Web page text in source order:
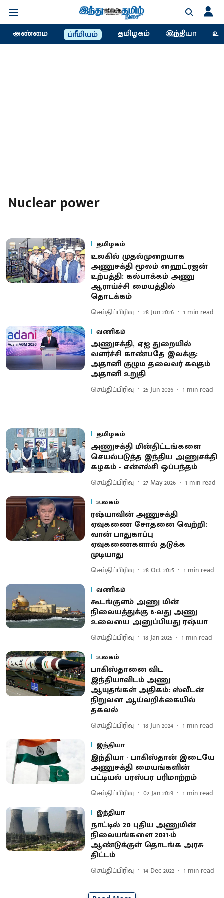
அண்மை ப்ரீமியம் தமிழகம் இந்தியா
Nuclear power
தமிழகம்
உலகில் முதல்முறையாக
அணுசக்தி மூலம் ஹைட்ரஜன்
உற்பத்தி: கல்பாக்கம் அணு
ஆராய்ச்சி மையத்தில்
தொடக்கம்
செய்திப்பிரிவு 28 Jun 2026 1 min read
வணிகம்
அணுசக்தி, ஏஐ துறையில்
வளர்ச்சி காண்பதே இலக்கு:
அதானி குழும தலைவர் கவுதம்
அதானி உறுதி
செய்திப்பிரிவு 25 Jun 2026 1 min read
தமிழகம்
அணுசக்தி மின்திட்டங்களை
செயல்படுத்த இந்திய அணுசக்தி
கழகம் - என்எல்சி ஒப்பந்தம்
செய்திப்பிரிவு 27 May 2026 1 min read
உலகம்
ரஷ்யாவின் அணுசக்தி
ஏவுகணை சோதனை வெற்றி:
வான் பாதுகாப்பு
ஏவுகணைகளால் தடுக்க
முடியாது
செய்திப்பிரிவு 28 Oct 2025 1 min read
வணிகம்
கூடங்குளம் அணு மின்
நிலையத்துக்கு 6-வது அணு
உலையை அனுப்பியது ரஷ்யா
செய்திப்பிரிவு 18 Jan 2025 1 min read
உலகம்
பாகிஸ்தானை விட
இந்தியாவிடம் அணு
ஆயுதங்கள் அதிகம்: ஸ்வீடன்
நிறுவன ஆய்வறிக்கையில்
தகவல்
செய்திப்பிரிவு 18 Jun 2024 1 min read
இந்தியா
இந்தியா - பாகிஸ்தான் இடையே
அணுசக்தி மையங்களின்
பட்டியல் பரஸ்பர பரிமாற்றம்
செய்திப்பிரிவு 02 Jan 2023 1 min read
இந்தியா
நாட்டில் 20 புதிய அணுமின்
நிலையங்களை 2031-ம்
ஆண்டுக்குள் தொடங்க அரசு
திட்டம்
செய்திப்பிரிவு 14 Dec 2022 1 min read